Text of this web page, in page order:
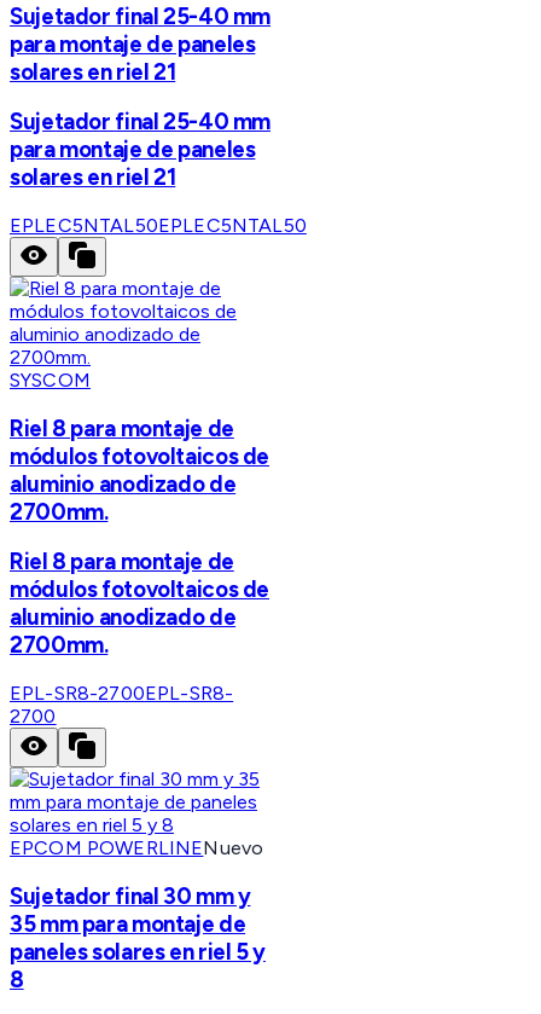
Sujetador final 25-40 mm
para montaje de paneles
solares en riel 21
Sujetador final 25-40 mm
para montaje de paneles
solares en riel 21
EPLEC5NTAL50EPLEC5NTAL50
SYSCOM
Riel 8 para montaje de
módulos fotovoltaicos de
aluminio anodizado de
2700mm.
Riel 8 para montaje de
módulos fotovoltaicos de
aluminio anodizado de
2700mm.
EPL-SR8-2700EPL-SR8-
2700
EPCOM POWERLINENuevo
Sujetador final 30 mm y
35 mm para montaje de
paneles solares en riel 5 y
8